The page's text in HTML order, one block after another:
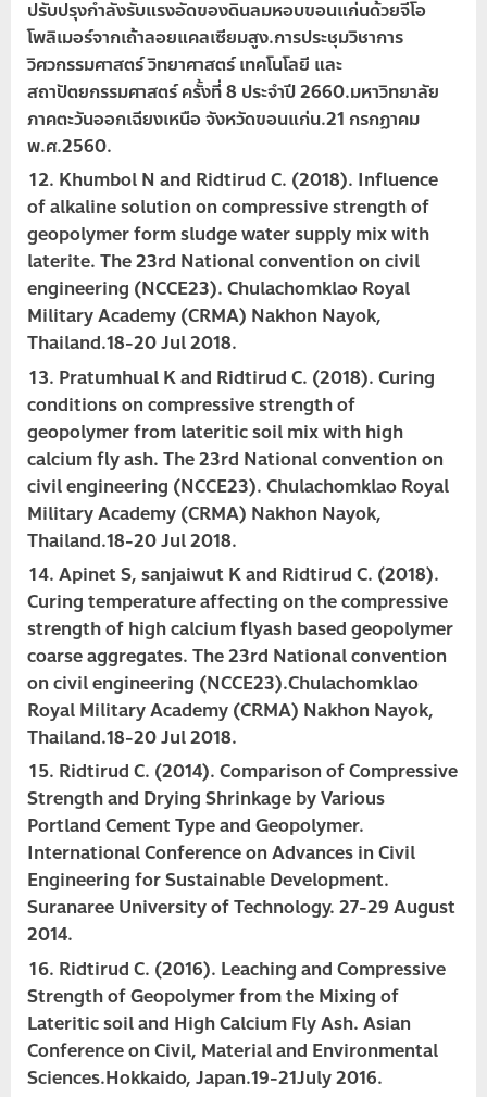
ปรับปรุงกำลังรับแรงอัดของดินลมหอบขอนแก่นด้วยจีโอ
โพลิเมอร์จากเถ้าลอยแคลเซียมสูง.การประชุมวิชาการ
วิศวกรรมศาสตร์ วิทยาศาสตร์ เทคโนโลยี และ
สถาปัตยกรรมศาสตร์ ครั้งที่ 8 ประจำปี 2660.มหาวิทยาลัย
ภาคตะวันออกเฉียงเหนือ จังหวัดขอนแก่น.21 กรกฏาคม
พ.ศ.2560.
Khumbol N and Ridtirud C. (2018). Influence
of alkaline solution on compressive strength of
geopolymer form sludge water supply mix with
laterite. The 23rd National convention on civil
engineering (NCCE23). Chulachomklao Royal
Military Academy (CRMA) Nakhon Nayok,
Thailand.18-20 Jul 2018.
Pratumhual K and Ridtirud C. (2018). Curing
conditions on compressive strength of
geopolymer from lateritic soil mix with high
calcium fly ash. The 23rd National convention on
civil engineering (NCCE23). Chulachomklao Royal
Military Academy (CRMA) Nakhon Nayok,
Thailand.18-20 Jul 2018.
Apinet S, sanjaiwut K and Ridtirud C. (2018).
Curing temperature affecting on the compressive
strength of high calcium flyash based geopolymer
coarse aggregates. The 23rd National convention
on civil engineering (NCCE23).Chulachomklao
Royal Military Academy (CRMA) Nakhon Nayok,
Thailand.18-20 Jul 2018.
Ridtirud C. (2014). Comparison of Compressive
Strength and Drying Shrinkage by Various
Portland Cement Type and Geopolymer.
International Conference on Advances in Civil
Engineering for Sustainable Development.
Suranaree University of Technology. 27-29 August
2014.
Ridtirud C. (2016). Leaching and Compressive
Strength of Geopolymer from the Mixing of
Lateritic soil and High Calcium Fly Ash. Asian
Conference on Civil, Material and Environmental
Sciences.Hokkaido, Japan.19-21July 2016.